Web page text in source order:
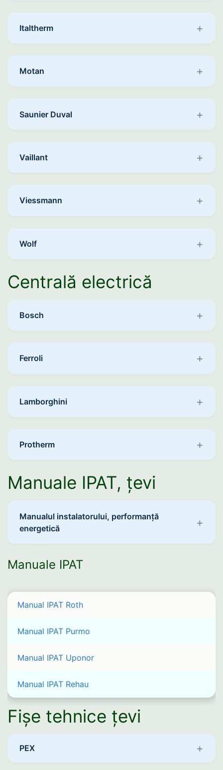
Italtherm
Motan
Saunier Duval
Vaillant
Viessmann
Wolf
Centrală electrică
Bosch
Ferroli
Lamborghini
Protherm
Manuale IPAT, țevi
Manualul instalatorului, performanță
energetică
Manuale IPAT
Manual IPAT Roth
Manual IPAT Purmo
Manual IPAT Uponor
Manual IPAT Rehau
Fișe tehnice țevi
PEX